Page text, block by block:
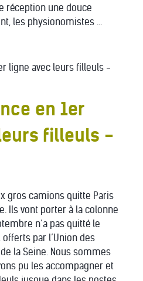
réception une douce
les physionomistes ...
en 1er
filleuls -
gros camions quitte Paris
Ils vont porter à la colonne
n’a pas quitté le
par l’Union des
la Seine. Nous sommes
pu les accompagner et